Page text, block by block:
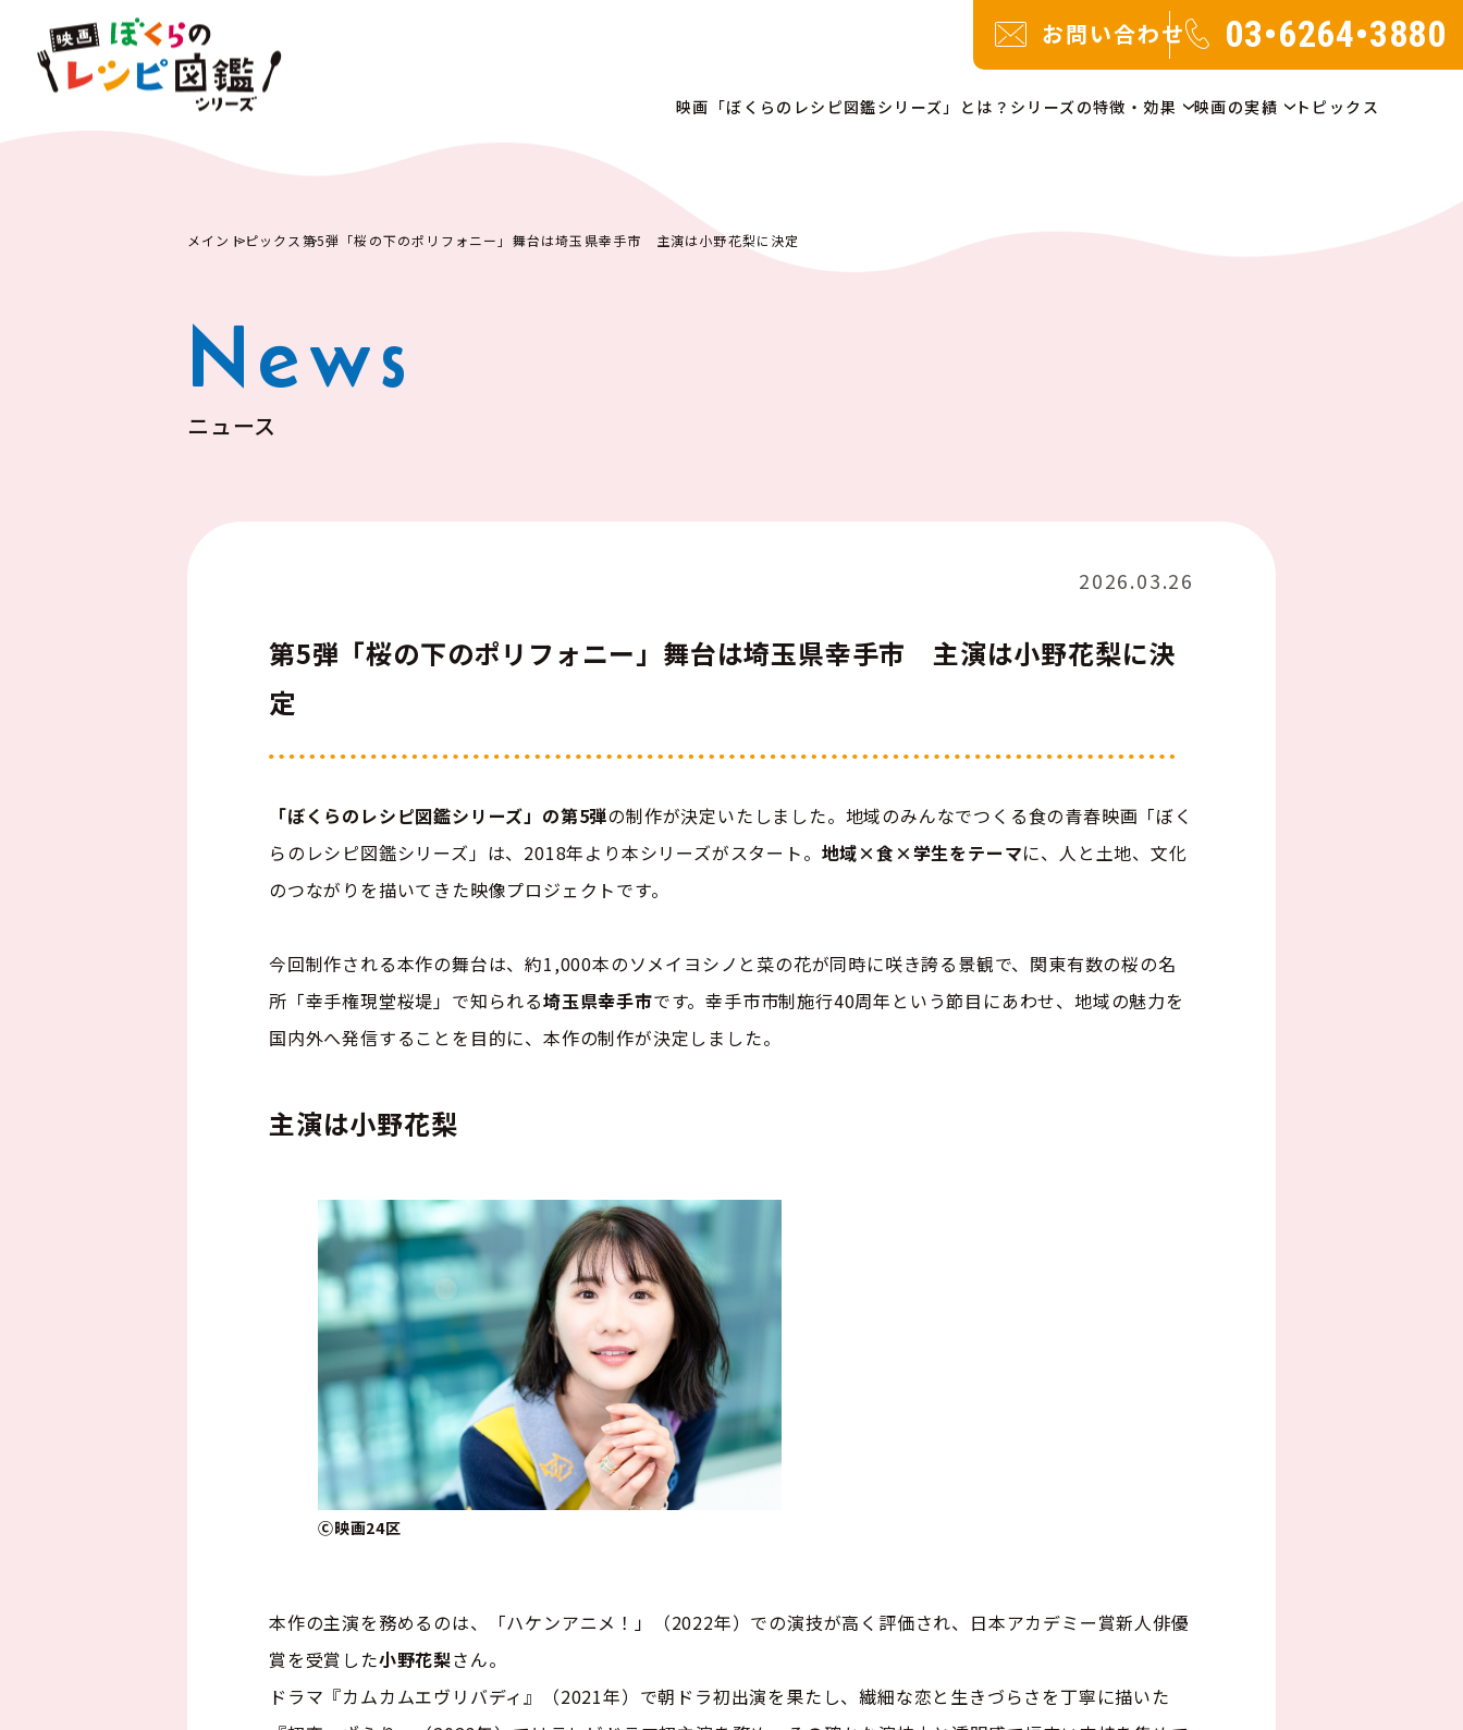
お問い合わせ 03•6264•3880
映画「ぼくらのレシピ図鑑シリーズ」とは？ シリーズの特徴・効果 映画の実績 トピックス
メイン トピックス 第5弾「桜の下のポリフォニー」舞台は埼玉県幸手市 主演は小野花梨に決定
News
ニュース
2026.03.26
第5弾「桜の下のポリフォニー」舞台は埼玉県幸手市 主演は小野花梨に決
定
「ぼくらのレシピ図鑑シリーズ」の第5弾の制作が決定いたしました。地域のみんなでつくる食の青春映画「ぼく
らのレシピ図鑑シリーズ」は、2018年より本シリーズがスタート。 地域×食×学生をテーマに、人と土地、文化
のつながりを描いてきた映像プロジェクトです。
今回制作される本作の舞台は、約1,000本のソメイヨシノと菜の花が同時に咲き誇る景観で、関東有数の桜の名
所「幸手権現堂桜堤」で知られる埼玉県幸手市です。幸手市市制施行40周年という節目にあわせ、地域の魅力を
国内外へ発信することを目的に、本作の制作が決定しました。
主演は小野花梨
Ⓒ映画24区
本作の主演を務めるのは、「ハケンアニメ！」（2022年）での演技が高く評価され、日本アカデミー賞新人俳優
賞を受賞した小野花梨さん。
ドラマ『カムカムエヴリバディ』（2021年）で朝ドラ初出演を果たし、繊細な恋と生きづらさを丁寧に描いた